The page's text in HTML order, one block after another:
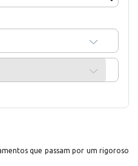
que passam por um rigoroso